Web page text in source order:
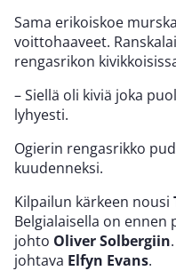
Sama erikoiskoe
voittohaaveet.
rengasrikon
– Siellä oli kiviä joka
lyhyesti.
Ogierin rengasrikko
kuudenneksi.
Kilpailun kärkeen nousi
Belgialaisella on ennen
johto Oliver Solbergiin
johtava Elfyn Evans.